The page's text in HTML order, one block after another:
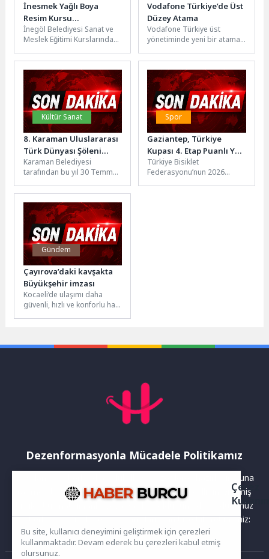
İnesmek Yağlı Boya
Resim Kursu
Kursiyerlerinin Eserleri
Görücüye Çıktı
İnegöl Belediyesi Sanat ve
Meslek Eğitimi Kurslarında
kursuna katılan kursiyerler,
ilk...
Vodafone Türkiye’de Üst
Düzey Atama
Vodafone Türkiye üst
yönetiminde yeni bir atama
Türkiye Hukuk ve Kurumsal
Güvenlik İcra...
Kültür Sanat
8. Karaman Uluslararası
Türk Dünyası Şöleni
Büyük Bir Coşkuyla
Kutlandı
Karaman Belediyesi
tarafından bu yıl 30 Temmuz
arasında düzenlenen 8.
Uluslararası...
Spor
Gaziantep, Türkiye
Kupası 4. Etap Puanlı Yol
Yarışları’na Ev Sahipliği
Yapacak
Türkiye Bisiklet
Federasyonu’nun 2026
Gündem
Çayırova’daki kavşakta
Büyükşehir imzası
Kocaeli’de ulaşımı daha
güvenli, hızlı ve konforlu hale
yatırımlarla...
Dezenformasyonla Mücadele Politikamız
Yayınlanan haberler doğruluk ilkesi gözetilerek hazırlanır. Buna
rağmen bazı içeriklerde eksik, hatalı veya güncelliğini yitirmiş
bilgiler bulunabilir.Yanlış veya yanıltıcı olduğunu düşündüğünüz
haberleri aşağıdaki iletişim kanallarından bize bildirebilirsiniz:
Çerez
Bu site, kullanıcı deneyimini geliştirmek için çerezleri
kullanmaktadır. Devam ederek bu çerezleri kabul etmiş
olursunuz.